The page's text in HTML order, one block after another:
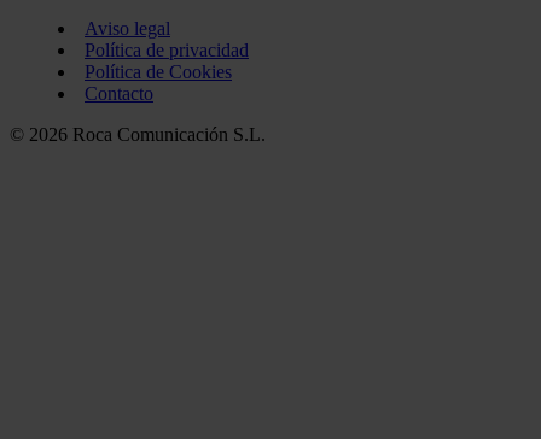
Aviso legal
Política de privacidad
Política de Cookies
Contacto
© 2026 Roca Comunicación S.L.